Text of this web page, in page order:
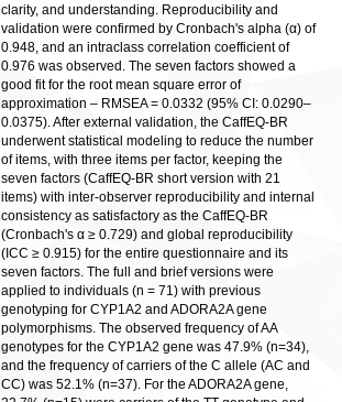
clarity, and understanding. Reproducibility and
validation were confirmed by Cronbach's alpha (α) of
0.948, and an intraclass correlation coefficient of
0.976 was observed. The seven factors showed a
good fit for the root mean square error of
approximation – RMSEA = 0.0332 (95% CI: 0.0290–
0.0375). After external validation, the CaffEQ-BR
underwent statistical modeling to reduce the number
of items, with three items per factor, keeping the
seven factors (CaffEQ-BR short version with 21
items) with inter-observer reproducibility and internal
consistency as satisfactory as the CaffEQ-BR
(Cronbach's α ≥ 0.729) and global reproducibility
(ICC ≥ 0.915) for the entire questionnaire and its
seven factors. The full and brief versions were
applied to individuals (n = 71) with previous
genotyping for CYP1A2 and ADORA2A gene
polymorphisms. The observed frequency of AA
genotypes for the CYP1A2 gene was 47.9% (n=34),
and the frequency of carriers of the C allele (AC and
CC) was 52.1% (n=37). For the ADORA2A gene,